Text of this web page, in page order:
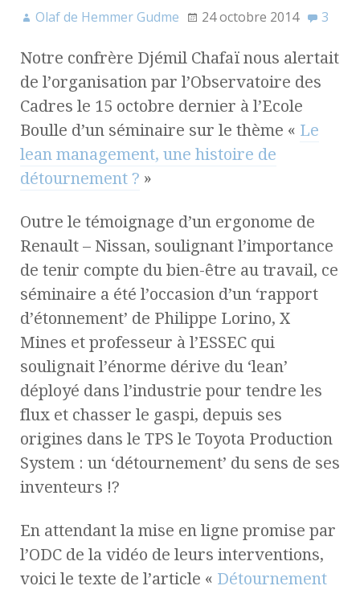
Olaf de Hemmer Gudme 24 octobre 2014 3
Notre confrère Djémil Chafaï nous alertait
de l’organisation par l’Observatoire des
Cadres le 15 octobre dernier à l’Ecole
Boulle d’un séminaire sur le thème « Le
lean management, une histoire de
détournement ? »
Outre le témoignage d’un ergonome de
Renault – Nissan, soulignant l’importance
de tenir compte du bien-être au travail, ce
séminaire a été l’occasion d’un ‘rapport
d’étonnement’ de Philippe Lorino, X
Mines et professeur à l’ESSEC qui
soulignait l’énorme dérive du ‘lean’
déployé dans l’industrie pour tendre les
flux et chasser le gaspi, depuis ses
origines dans le TPS le Toyota Production
System : un ‘détournement’ du sens de ses
inventeurs !?
En attendant la mise en ligne promise par
l’ODC de la vidéo de leurs interventions,
voici le texte de l’article « Détournement